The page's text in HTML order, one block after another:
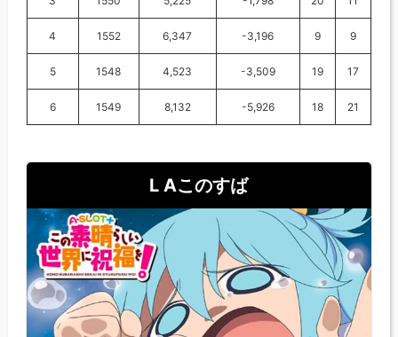
4 1552 6,347 -3,196 9 9
5 1548 4,523 -3,509 19 17
6 1549 8,132 -5,926 18 21
L Aこのすば